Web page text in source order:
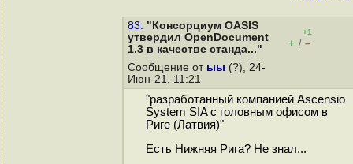
83. "Консорциум OASIS
утвердил OpenDocument
1.3 в качестве станда..."
+1
+ / –
Сообщение от ыы (?), 24-
Июн-21, 11:21
"разработанный компанией Ascensio
System SIA с головным офисом в
Риге (Латвия)"
Есть Нижняя Рига? Не знал...